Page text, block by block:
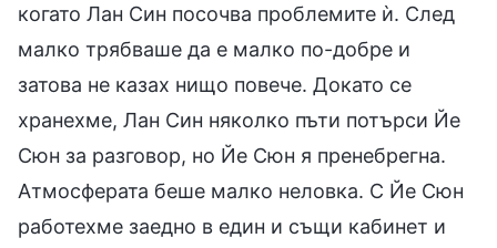
когато Лан Син посочва проблемите ѝ. След
малко трябваше да е малко по-добре и
затова не казах нищо повече. Докато се
хранехме, Лан Син няколко пъти потърси Йе
Сюн за разговор, но Йе Сюн я пренебрегна.
Атмосферата беше малко неловка. С Йе Сюн
работехме заедно в един и същи кабинет и